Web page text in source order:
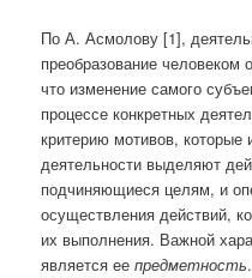
По А. Асмолову [1],
преобразование человеком
что изменение самого
процессе конкретных
критерию мотивов,
деятельности выделяют
подчиняющиеся целям, и
осуществления действий,
их выполнения. Важной
является еепредметность.